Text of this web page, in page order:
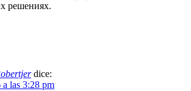
решениях.
dice:
las 3:28 pm